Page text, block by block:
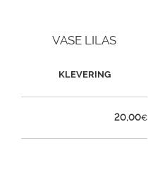
VASE LILAS
KLEVERING
20,00€